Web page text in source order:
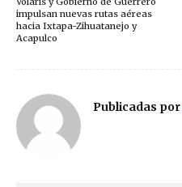
impulsan nuevas rutas aéreas
hacia Ixtapa-Zihuatanejo y
Acapulco
Publicadas por